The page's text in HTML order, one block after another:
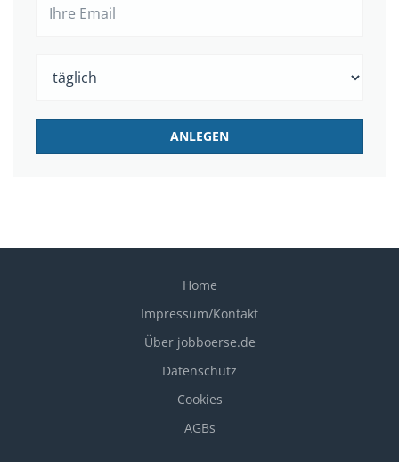
Home
Impressum/Kontakt
Über jobboerse.de
Datenschutz
Cookies
AGBs